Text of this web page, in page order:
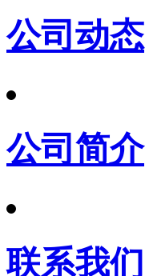
公司动态
公司简介
联系我们